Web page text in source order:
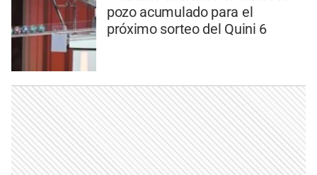
pozo acumulado para el
próximo sorteo del Quini 6